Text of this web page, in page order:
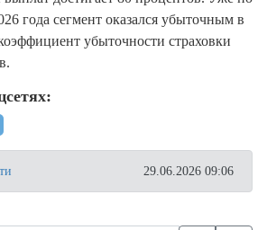
года сегмент оказался убыточным в
убыточности страховки
29.06.2026 09:06